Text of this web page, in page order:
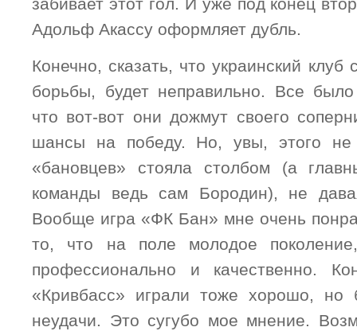
забивает этот гол. И уже под конец
Адольф Акассу оформляет дубль.
Конечно, сказать, что украинский клуб
борьбы, будет неправильно. Все было
что вот-вот они дожмут своего
шансы на победу. Но, увы, этого не
«бановцев» стояла столбом (а
команды ведь сам Бородин), не
Вообще игра «ФК Бан» мне очень
то, что на поле молодое
профессионально и качественно.
«Кривбасс» играли тоже хорошо, но
неудачи. Это сугубо мое мнение.